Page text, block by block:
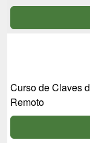
Curso de Claves
Remoto